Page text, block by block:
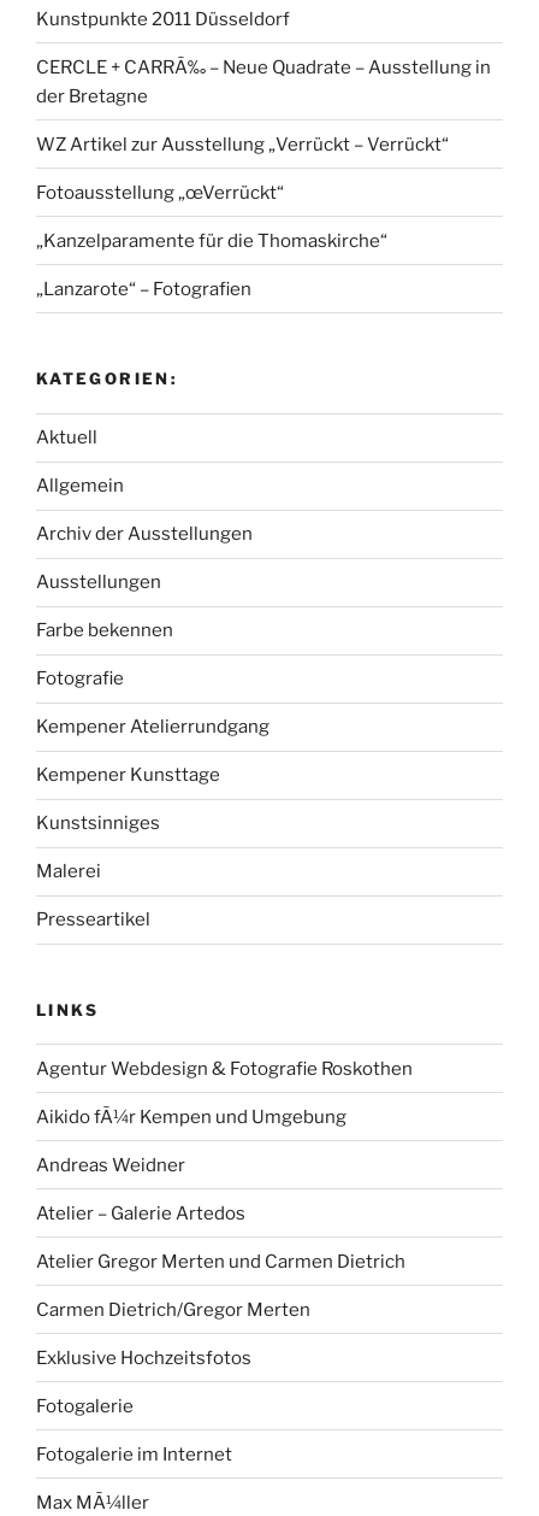
Kunstpunkte 2011 Düsseldorf
CERCLE + CARRÃ‰ – Neue Quadrate – Ausstellung in
der Bretagne
WZ Artikel zur Ausstellung „Verrückt – Verrückt“
Fotoausstellung „œVerrückt“
„Kanzelparamente für die Thomaskirche“
„Lanzarote“ – Fotografien
KATEGORIEN:
Aktuell
Allgemein
Archiv der Ausstellungen
Ausstellungen
Farbe bekennen
Fotografie
Kempener Atelierrundgang
Kempener Kunsttage
Kunstsinniges
Malerei
Presseartikel
LINKS
Agentur Webdesign & Fotografie Roskothen
Aikido fÃ¼r Kempen und Umgebung
Andreas Weidner
Atelier – Galerie Artedos
Atelier Gregor Merten und Carmen Dietrich
Carmen Dietrich/Gregor Merten
Exklusive Hochzeitsfotos
Fotogalerie
Fotogalerie im Internet
Max MÃ¼ller